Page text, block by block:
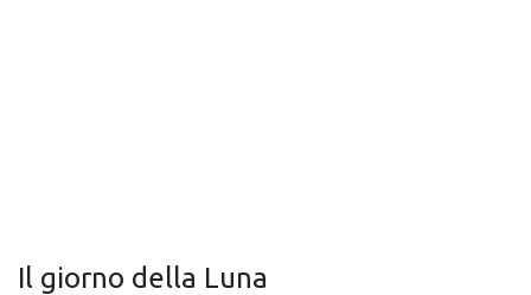
Il giorno della Luna